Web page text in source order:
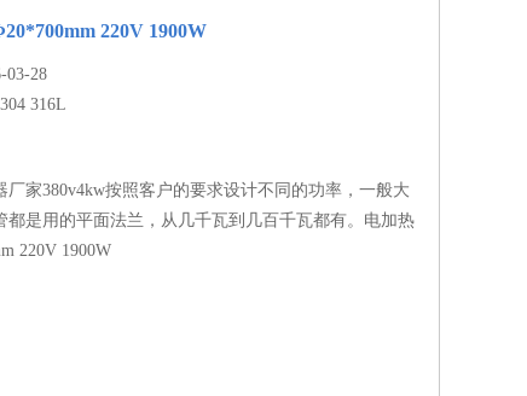
220V 1900W
03-28
316L
厂家380v4kw按照客户的要求设计不同的功率，一般大
都是用的平面法兰，从几千瓦到几百千瓦都有。电加热
220V 1900W